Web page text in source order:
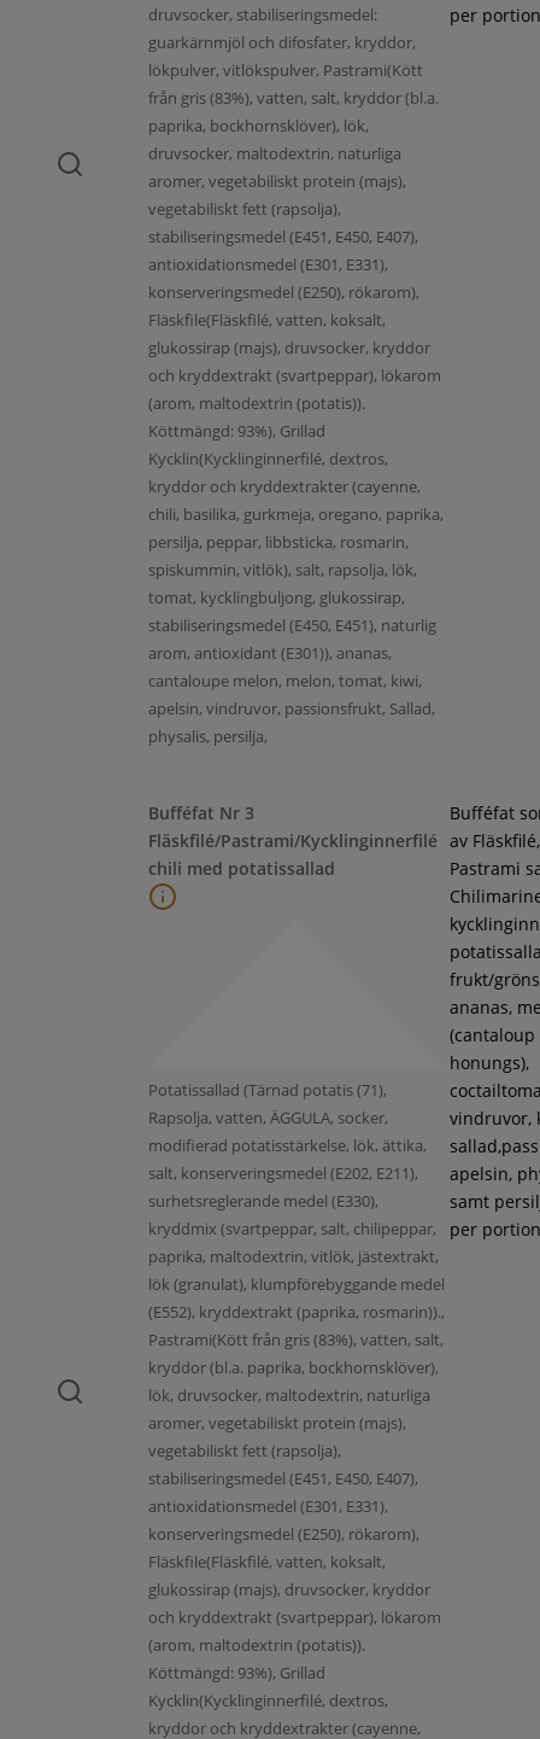
druvsocker, stabiliseringsmedel:
guarkärnmjöl och difosfater, kryddor,
lökpulver, vitlökspulver, Pastrami(Kött
från gris (83%), vatten, salt, kryddor (bl.a.
paprika, bockhornsklöver), lök,
druvsocker, maltodextrin, naturliga
aromer, vegetabiliskt protein (majs),
vegetabiliskt fett (rapsolja),
stabiliseringsmedel (E451, E450, E407),
antioxidationsmedel (E301, E331),
konserveringsmedel (E250), rökarom),
Fläskfile(Fläskfilé, vatten, koksalt,
glukossirap (majs), druvsocker, kryddor
och kryddextrakt (svartpeppar), lökarom
(arom, maltodextrin (potatis)).
Köttmängd: 93%), Grillad
Kycklin(Kycklinginnerfilé, dextros,
kryddor och kryddextrakter (cayenne,
chili, basilika, gurkmeja, oregano, paprika,
persilja, peppar, libbsticka, rosmarin,
spiskummin, vitlök), salt, rapsolja, lök,
tomat, kycklingbuljong, glukossirap,
stabiliseringsmedel (E450, E451), naturlig
arom, antioxidant (E301)), ananas,
cantaloupe melon, melon, tomat, kiwi,
apelsin, vindruvor, passionsfrukt, Sallad,
physalis, persilja,
per
Bufféfat Nr 3
Fläskfilé/Pastrami/Kycklinginnerfilé
chili med potatissallad
Potatissallad (Tärnad potatis (71),
Rapsolja, vatten, ÄGGULA, socker,
modifierad potatisstärkelse, lök, ättika,
salt, konserveringsmedel (E202, E211),
surhetsreglerande medel (E330),
kryddmix (svartpeppar, salt, chilipeppar,
paprika, maltodextrin, vitlök, jästextrakt,
lök (granulat), klumpförebyggande medel
(E552), kryddextrakt (paprika, rosmarin)).,
Pastrami(Kött från gris (83%), vatten, salt,
kryddor (bl.a. paprika, bockhornsklöver),
lök, druvsocker, maltodextrin, naturliga
aromer, vegetabiliskt protein (majs),
vegetabiliskt fett (rapsolja),
stabiliseringsmedel (E451, E450, E407),
antioxidationsmedel (E301, E331),
konserveringsmedel (E250), rökarom),
Fläskfile(Fläskfilé, vatten, koksalt,
glukossirap (majs), druvsocker, kryddor
och kryddextrakt (svartpeppar), lökarom
(arom, maltodextrin (potatis)).
Köttmängd: 93%), Grillad
Kycklin(Kycklinginnerfilé, dextros,
kryddor och kryddextrakter (cayenne,
Bufféfat
av Fläskfilé,
Pastrami
frukt/
ananas,
(cantaloup
honungs),
vindruvor,
apelsin,
samt
per